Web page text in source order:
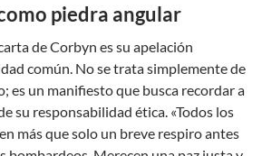
piedra angular
de Corbyn es su apelación
común. No se trata simplemente de
es un manifiesto que busca recordar a
su responsabilidad ética. «Todos los
más que solo un breve respiro antes